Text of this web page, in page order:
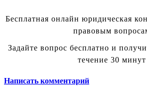
Бесплатная онлайн юридическая
правовым
Задайте вопрос бесплатно и
течение 30 минут
Написать комментарий